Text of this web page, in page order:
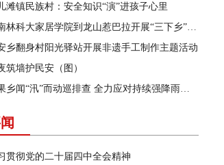
滩镇民族村：安全知识“演”进孩子心里
中南林科大家居学院到龙山惹巴拉开展“三下乡”实践活动
乡翻身村阳光驿站开展非遗手工制作主题活动
筑墙护民安（图）
咱果乡闻“汛”而动巡排查 全力应对持续强降雨天气
贯彻党的二十届四中全会精神